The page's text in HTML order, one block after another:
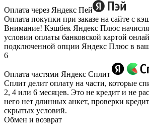
Оплата через Яндекс Пей
Оплата покупки при заказе на сайте с
Внимание! Кэшбек Яндекс Плюс
условии оплаты банковской картой
подключенной опции Яндекс Плюс в
6
Оплата частями Яндекс Сплит
Сплит делит оплату на части, которые
2, 4 или 6 месяцев. Это не кредит и не
него нет длинных анкет, проверки
скрытых условий.
Обмен и возврат